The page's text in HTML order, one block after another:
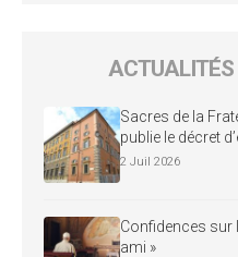
ACTUALITÉS
Sacres de la
publie le décret
2 Juil 2026
Confidences sur
ami »